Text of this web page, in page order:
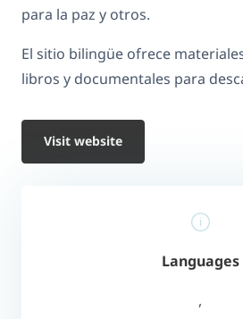
para la paz y otros.
El sitio bilingüe ofrece
libros y documentales para
Visit website
Languages
,